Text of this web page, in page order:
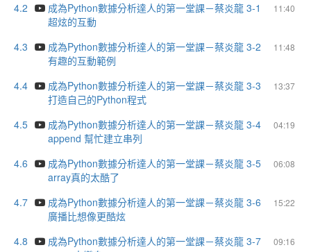
4.2
11:40
成為Python數據分析達人的第一堂課－蔡炎龍 3-1
超炫的互動
4.3
11:48
成為Python數據分析達人的第一堂課－蔡炎龍 3-2
有趣的互動範例
4.4
13:37
成為Python數據分析達人的第一堂課－蔡炎龍 3-3
打造自己的Python程式
4.5
04:19
成為Python數據分析達人的第一堂課－蔡炎龍 3-4
append 幫忙建立串列
4.6
06:08
成為Python數據分析達人的第一堂課－蔡炎龍 3-5
array真的太酷了
4.7
15:22
成為Python數據分析達人的第一堂課－蔡炎龍 3-6
廣播比想像更酷炫
4.8
09:16
成為Python數據分析達人的第一堂課－蔡炎龍 3-7